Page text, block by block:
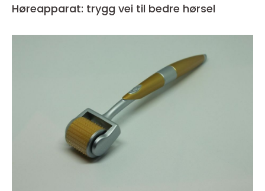
Høreapparat: trygg vei til bedre hørsel